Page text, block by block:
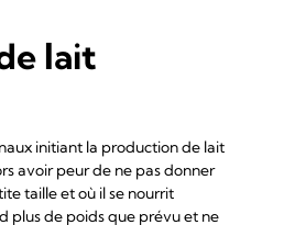
lait
initiant la production de lait
avoir peur de ne pas donner
taille et où il se nourrit
plus de poids que prévu et ne